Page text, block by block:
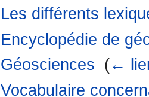
Les différents
Encyclopédie de
Géosciences (←
Vocabulaire